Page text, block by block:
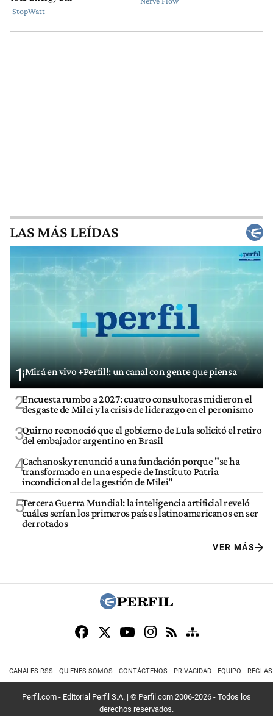
LAS MÁS LEÍDAS
1¡Mirá en vivo +Perfil!: un canal con gente que piensa
2Encuesta rumbo a 2027: cuatro consultoras midieron el
desgaste de Milei y la crisis de liderazgo en el peronismo
3Quirno reconoció que el gobierno de Lula solicitó el retiro
del embajador argentino en Brasil
4Cachanosky renunció a una fundación porque "se ha
transformado en una especie de Instituto Patria
incondicional de la gestión de Milei"
5Tercera Guerra Mundial: la inteligencia artificial reveló
cuáles serían los primeros países latinoamericanos en ser
derrotados
VER MÁS
CANALES RSS QUIENES SOMOS CONTÁCTENOS PRIVACIDAD EQUIPO
Perfil.com - Editorial Perfil S.A. | © Perfil.com 2006-2026 - Todos los
derechos reservados.